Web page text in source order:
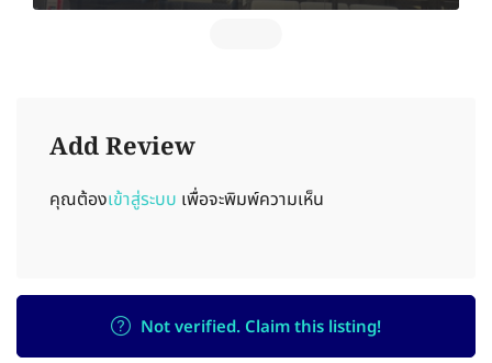
Add Review
คุณต้องเข้าสู่ระบบ เพื่อจะพิมพ์ความเห็น
Not verified. Claim this listing!